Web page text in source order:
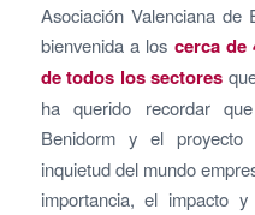
Asociación Valenciana
bienvenida a los cerca de
de todos los sectores
ha querido recordar
Benidorm y el proyecto
inquietud del mundo
importancia, el impacto